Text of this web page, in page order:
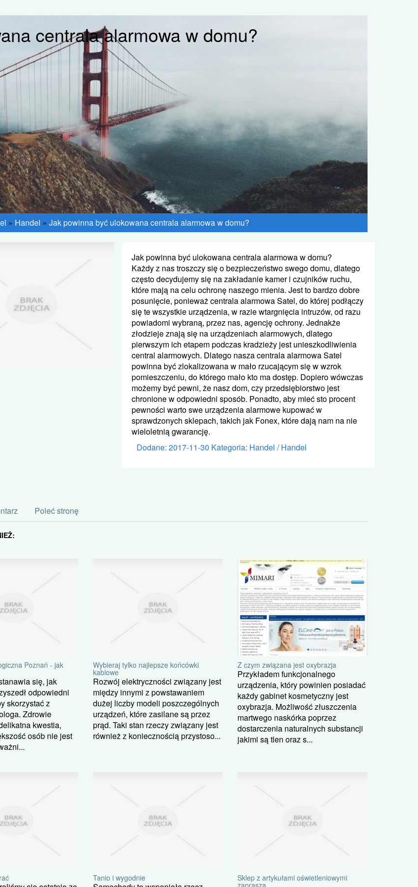
centrala alarmowa w domu?
» Handel » Jak powinna być ulokowana centrala alarmowa w domu?
Jak powinna być ulokowana centrala alarmowa w domu?
Każdy z nas troszczy się o bezpieczeństwo swego domu, dlatego
często decydujemy się na zakładanie kamer i czujników ruchu,
które mają na celu ochronę naszego mienia. Jest to bardzo dobre
posunięcie, ponieważ centrala alarmowa Satel, do której podłączy
się te wszystkie urządzenia, w razie wtargnięcia intruzów, od razu
powiadomi wybraną, przez nas, agencję ochrony. Jednakże
złodzieje znają się na urządzeniach alarmowych, dlatego
pierwszym ich etapem podczas kradzieży jest unieszkodliwienia
central alarmowych. Dlatego nasza centrala alarmowa Satel
powinna być zlokalizowana w mało rzucającym się w wzrok
pomieszczeniu, do którego mało kto ma dostęp. Dopiero wówczas
możemy być pewni, że nasz dom, czy przedsiębiorstwo jest
chronione w odpowiedni sposób. Ponadto, aby mieć sto procent
pewności warto swe urządzenia alarmowe kupować w
sprawdzonych sklepach, takich jak Fonex, które dają nam na nie
wieloletnią gwarancję.
Dodane: 2017-11-30 Kategoria: Handel / Handel
Poleć stronę
Poznań - jak
się, jak
odpowiedni
skorzystać z
Zdrowie
kwestia,
osób nie jest
Wybieraj tylko najlepsze końcówki
kablowe
Rozwój elektryczności związany jest
między innymi z powstawaniem
dużej liczby modeli poszczególnych
urządzeń, które zasilane są przez
prąd. Taki stan rzeczy związany jest
również z koniecznością przystoso...
Z czym związana jest oxybrazja
Przykładem funkcjonalnego
urządzenia, który powinien posiadać
każdy gabinet kosmetyczny jest
oxybrazja. Możliwość złuszczenia
martwego naskórka poprzez
dostarczenia naturalnych substancji
jakimi są tlen oraz s...
Tanio i wygodnie Sklep z artykułami oświetleniowymi